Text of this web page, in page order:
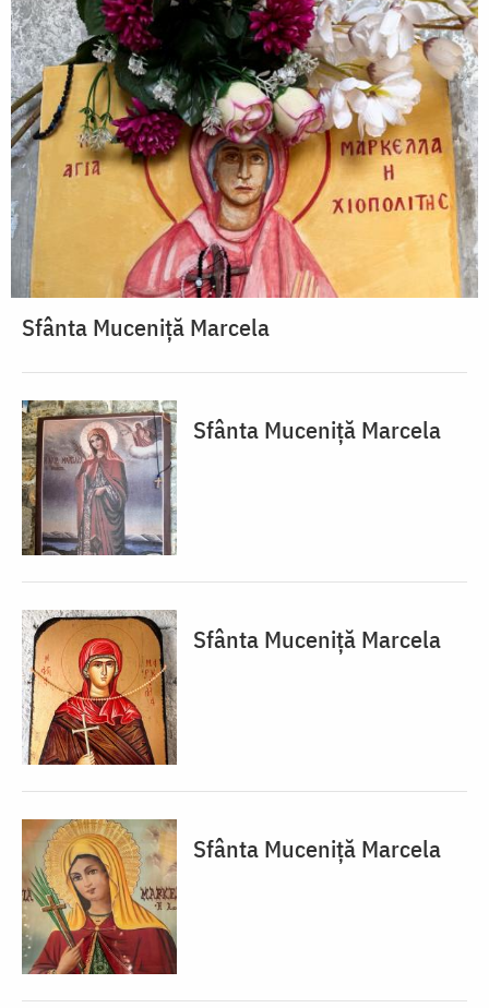
Sfânta Muceniță Marcela
Sfânta Muceniță Marcela
Sfânta Muceniță Marcela
Sfânta Muceniță Marcela